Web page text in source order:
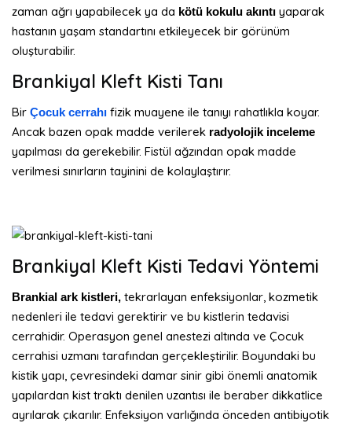
zaman ağrı yapabilecek ya da kötü kokulu akıntı yaparak
hastanın yaşam standartını etkileyecek bir görünüm
oluşturabilir.
Brankiyal Kleft Kisti Tanı
Bir Çocuk cerrahı fizik muayene ile tanıyı rahatlıkla koyar.
Ancak bazen opak madde verilerek radyolojik inceleme
yapılması da gerekebilir. Fistül ağzından opak madde
verilmesi sınırların tayinini de kolaylaştırır.
Brankiyal Kleft Kisti Tedavi Yöntemi
Brankial ark kistleri, tekrarlayan enfeksiyonlar, kozmetik
nedenleri ile tedavi gerektirir ve bu kistlerin tedavisi
cerrahidir. Operasyon genel anestezi altında ve Çocuk
cerrahisi uzmanı tarafından gerçekleştirilir. Boyundaki bu
kistik yapı, çevresindeki damar sinir gibi önemli anatomik
yapılardan kist traktı denilen uzantısı ile beraber dikkatlice
ayrılarak çıkarılır. Enfeksiyon varlığında önceden antibiyotik